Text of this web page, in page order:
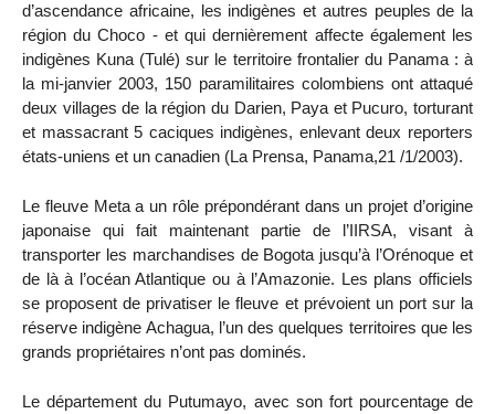
d’ascendance africaine, les indigènes et autres peuples de la
région du Choco - et qui dernièrement affecte également les
indigènes Kuna (Tulé) sur le territoire frontalier du Panama : à
la mi-janvier 2003, 150 paramilitaires colombiens ont attaqué
deux villages de la région du Darien, Paya et Pucuro, torturant
et massacrant 5 caciques indigènes, enlevant deux reporters
états-uniens et un canadien (La Prensa, Panama,21 /1/2003).
Le fleuve Meta a un rôle prépondérant dans un projet d’origine
japonaise qui fait maintenant partie de l’IIRSA, visant à
transporter les marchandises de Bogota jusqu’à l’Orénoque et
de là à l’océan Atlantique ou à l’Amazonie. Les plans officiels
se proposent de privatiser le fleuve et prévoient un port sur la
réserve indigène Achagua, l’un des quelques territoires que les
grands propriétaires n’ont pas dominés.
Le département du Putumayo, avec son fort pourcentage de